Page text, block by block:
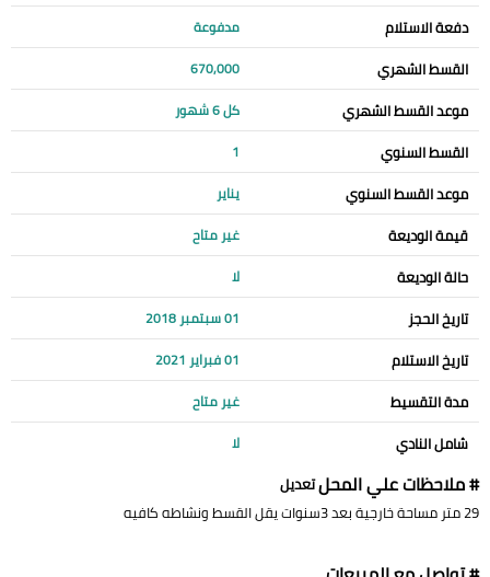
دفعة الاستلام مدفوعة
القسط الشهري 670,000
موعد القسط الشهري كل 6 شهور
القسط السنوي 1
موعد القسط السنوي يناير
قيمة الوديعة غير متاح
حالة الوديعة لا
تاريخ الحجز 01 سبتمبر 2018
تاريخ الاستلام 01 فبراير 2021
مدة التقسيط غير متاح
شامل النادي لا
# ملاحظات علي المحلتعديل
29 متر مساحة خارجية بعد 3سنوات يقل القسط ونشاطه كافيه